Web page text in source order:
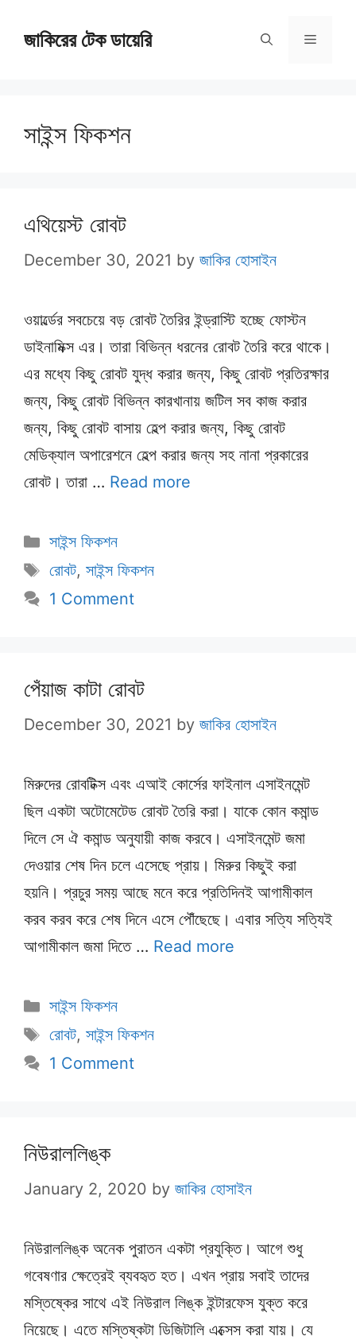
জাকিরের টেক ডায়েরি Menu
সাইন্স ফিকশন
এথিয়েস্ট রোবট
December 30, 2021 by জাকির হোসাইন
ওয়ার্ল্ডের সবচেয়ে বড় রোবট তৈরির ইন্ড্রাস্টি হচ্ছে ফোস্টন
ডাইনামিক্স এর। তারা বিভিন্ন ধরনের রোবট তৈরি করে থাকে।
এর মধ্যে কিছু রোবট যুদ্ধ করার জন্য, কিছু রোবট প্রতিরক্ষার
জন্য, কিছু রোবট বিভিন্ন কারখানায় জটিল সব কাজ করার
জন্য, কিছু রোবট বাসায় হেল্প করার জন্য, কিছু রোবট
মেডিক্যাল অপারেশনে হেল্প করার জন্য সহ নানা প্রকারের
রোবট। তারা … Read more
Categories
সাইন্স ফিকশন
Tags
রোবট, সাইন্স ফিকশন
1 Comment
পেঁয়াজ কাটা রোবট
December 30, 2021 by জাকির হোসাইন
মিরুদের রোবটিক্স এবং এআই কোর্সের ফাইনাল এসাইনমেন্ট
ছিল একটা অটোমেটেড রোবট তৈরি করা। যাকে কোন কমান্ড
দিলে সে ঐ কমান্ড অনুযায়ী কাজ করবে। এসাইনমেন্ট জমা
দেওয়ার শেষ দিন চলে এসেছে প্রায়। মিরুর কিছুই করা
হয়নি। প্রচুর সময় আছে মনে করে প্রতিদিনই আগামীকাল
করব করব করে শেষ দিনে এসে পৌঁছেছে। এবার সত্যি সত্যিই
আগামীকাল জমা দিতে … Read more
Categories
সাইন্স ফিকশন
Tags
রোবট, সাইন্স ফিকশন
1 Comment
নিউরাললিঙ্ক
January 2, 2020 by জাকির হোসাইন
নিউরাললিঙ্ক অনেক পুরাতন একটা প্রযুক্তি। আগে শুধু
গবেষণার ক্ষেত্রেই ব্যবহৃত হত। এখন প্রায় সবাই তাদের
মস্তিষ্কের সাথে এই নিউরাল লিঙ্ক ইন্টারফেস যুক্ত করে
নিয়েছে। এতে মস্তিষ্কটা ডিজিটালি এক্সেস করা যায়। যে